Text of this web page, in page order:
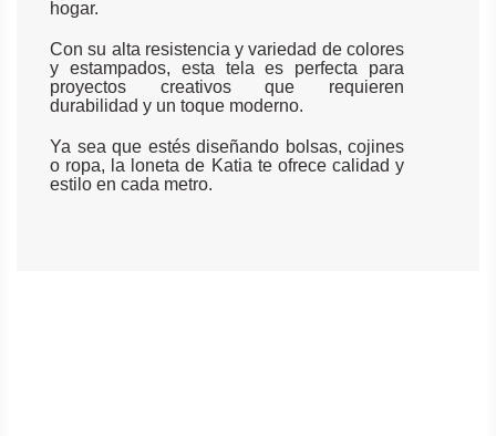
hogar.
Con su alta resistencia y variedad de colores
y estampados, esta tela es perfecta para
proyectos creativos que requieren
durabilidad y un toque moderno.
Ya sea que estés diseñando bolsas, cojines
o ropa, la loneta de Katia te ofrece calidad y
estilo en cada metro.